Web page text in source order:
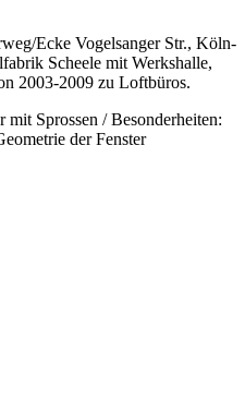
Ecke Vogelsanger Str., Köln-
Scheele mit Werkshalle,
2003-2009 zu Loftbüros.
Sprossen / Besonderheiten:
der Fenster